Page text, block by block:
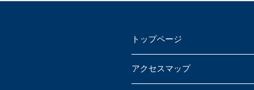
トップページ
アクセスマップ